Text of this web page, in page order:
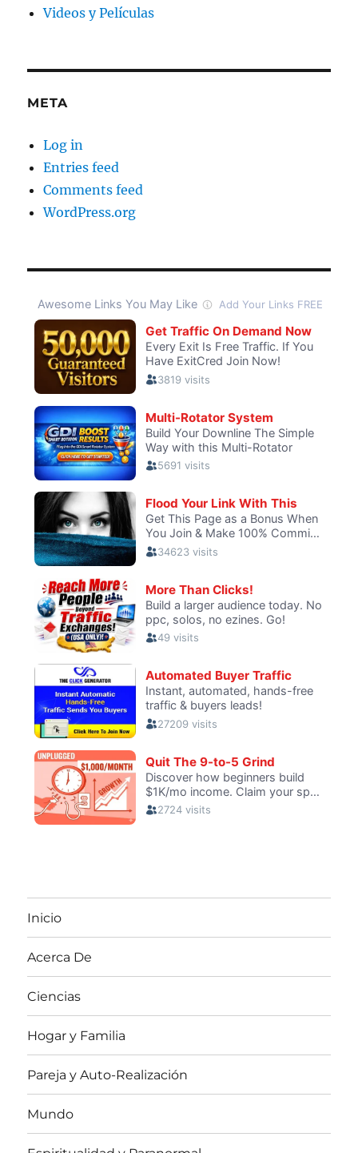
Videos y Películas
META
Log in
Entries feed
Comments feed
WordPress.org
Inicio
Acerca De
Ciencias
Hogar y Familia
Pareja y Auto-Realización
Mundo